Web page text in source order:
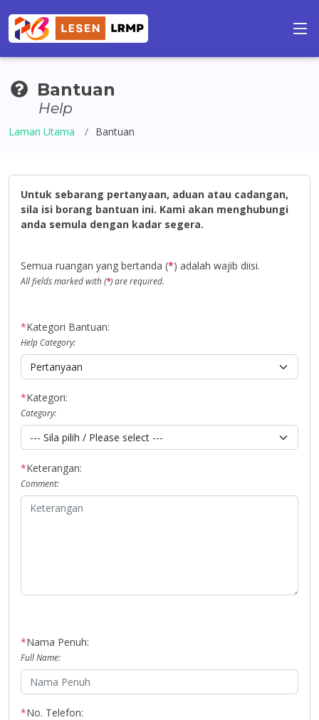
Bantuan
Help
Laman Utama Bantuan
Untuk sebarang pertanyaan, aduan atau cadangan,
sila isi borang bantuan ini. Kami akan menghubungi
anda semula dengan kadar segera.
Semua ruangan yang bertanda (*) adalah wajib diisi.
All fields marked with (*) are required.
*Kategori Bantuan:
Help Category:
*Kategori:
Category:
*Keterangan:
Comment:
*Nama Penuh:
Full Name:
*No. Telefon: